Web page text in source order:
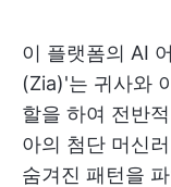
이 플랫폼의 AI
(Zia)'는 귀사와
할을 하여 전반
아의 첨단 머신
숨겨진 패턴을